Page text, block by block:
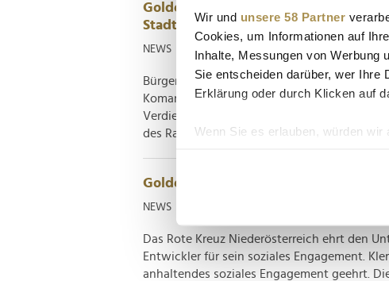
Wir und unsere 58 Partner
Cookies, um Informationen auf
Inhalte, Messungen von Werbung
Sie entscheiden darüber, wer Ihre
Erklärung oder durch Klicken auf
Wenn Sie es erlauben, würden wir
Erfahren Sie mehr darüber, wie
Wir verwenden Cookies, um
und die Zugriffe auf unsere
Goldenes Verdienstzeichen des
Stadt
NEWS | 24.03.2024
Bürgermeister Michael Ludwig verlieh dem
Komarek, im Rathaus die hohe
Verdienstzeichen des Landes Wien
des Rathauses strich Bürgermeister Michael
Goldenes Verdienstzeichen an
NEWS
Das Rote Kreuz Niederösterreich ehrt den
Entwickler für sein soziales Engagement.
anhaltendes soziales Engagement geehrt.